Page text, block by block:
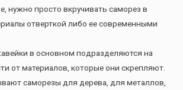
нужно просто вкручивать саморез в
отверткой либо ее современными
в основном подразделяются на
от материалов, которые они скрепляют.
саморезы для дерева, для металлов,